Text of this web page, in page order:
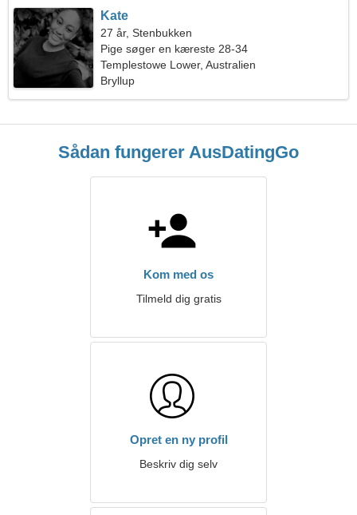
Kate
27 år, Stenbukken
Pige søger en kæreste 28-34
Templestowe Lower, Australien
Bryllup
Sådan fungerer AusDatingGo
Kom med os
Tilmeld dig gratis
Opret en ny profil
Beskriv dig selv